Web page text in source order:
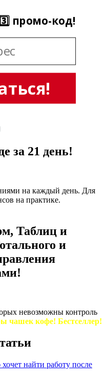
промо-код!
за 21 день!
на каждый день. Для
на практике.
Таблиц и
и
невозможны контроль
чашек кофе! Бестселлер!
найти работу после